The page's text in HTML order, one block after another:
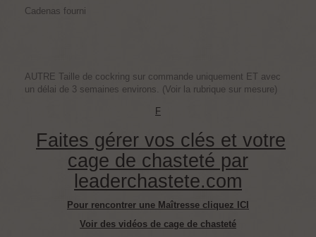
Cadenas fourni
AUTRE Taille de cockring sur commande uniquement ET avec
un délai de 3 semaines environs. (Voir la rubrique sur mesure)
F
Faites gérer vos clés et votre
cage de chasteté par
leaderchastete.com
Pour rencontrer une Maîtresse cliquez ICI
Voir des vidéos de cage de chasteté